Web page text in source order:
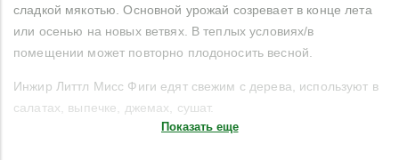
сладкой мякотью. Основной урожай созревает в конце лета
или осенью на новых ветвях. В теплых условиях/в
помещении может повторно плодоносить весной.
Инжир Литтл Мисс Фиги едят свежим с дерева, используют в
салатах, выпечке, джемах, сушат.
Показать еще